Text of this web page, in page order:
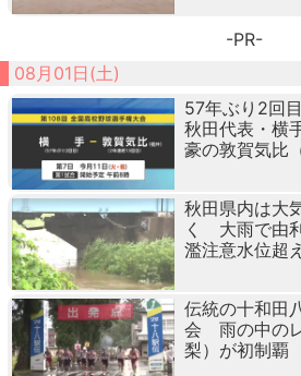
-PR-
08月01日(土)
57年ぶり2回
秋田代表・横
豪の敦賀気比
秋田県内は大
く 大雨で由
濫注意水位超
伝統の十和田
会 雨の中の
梨）が初制覇